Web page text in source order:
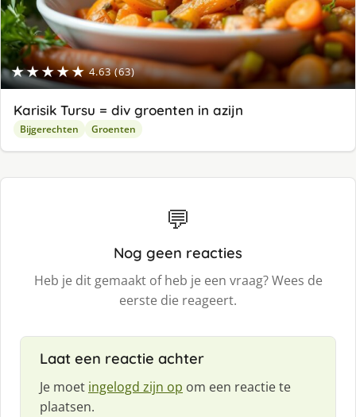
★★★★★ 4.63 (63)
Karisik Tursu = div groenten in azijn
Bijgerechten Groenten
💬
Nog geen reacties
Heb je dit gemaakt of heb je een vraag? Wees de
eerste die reageert.
Laat een reactie achter
Je moet ingelogd zijn op om een reactie te
plaatsen.